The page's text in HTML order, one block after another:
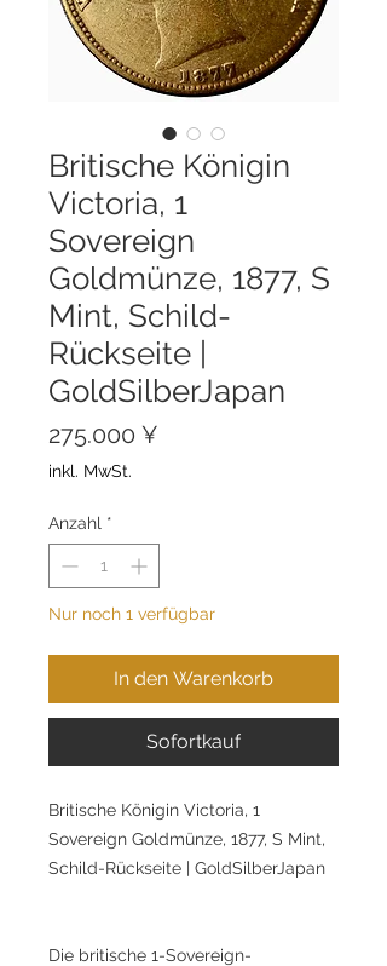
Britische Königin
Victoria, 1
Sovereign
Goldmünze, 1877, S
Mint, Schild-
Rückseite |
GoldSilberJapan
275.000 ¥
inkl. MwSt.
Anzahl *
Nur noch 1 verfügbar
In den Warenkorb
Sofortkauf
Britische Königin Victoria, 1
Sovereign Goldmünze, 1877, S Mint,
Schild-Rückseite | GoldSilberJapan
Die britische 1-Sovereign-